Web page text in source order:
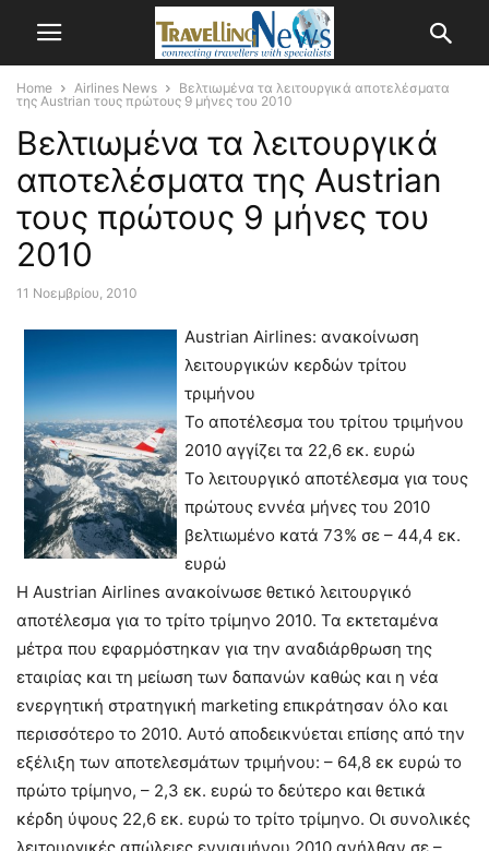
Home Airlines News
Βελτιωμένα τα λειτουργικά αποτελέσματα
της Austrian τους πρώτους 9 μήνες του 2010
Βελτιωμένα τα λειτουργικά
αποτελέσματα της Austrian
τους πρώτους 9 μήνες του
2010
11 Νοεμβρίου, 2010
Austrian Airlines: ανακοίνωση
λειτουργικών κερδών τρίτου
τριμήνου
Το αποτέλεσμα του τρίτου τριμήνου
2010 αγγίζει τα 22,6 εκ. ευρώ
Το λειτουργικό αποτέλεσμα για τους
πρώτους εννέα μήνες του 2010
βελτιωμένο κατά 73% σε – 44,4 εκ.
ευρώ
Η Austrian Airlines ανακοίνωσε θετικό λειτουργικό
αποτέλεσμα για το τρίτο τρίμηνο 2010. Τα εκτεταμένα
μέτρα που εφαρμόστηκαν για την αναδιάρθρωση της
εταιρίας και τη μείωση των δαπανών καθώς και η νέα
ενεργητική στρατηγική marketing επικράτησαν όλο και
περισσότερο το 2010. Αυτό αποδεικνύεται επίσης από την
εξέλιξη των αποτελεσμάτων τριμήνου: – 64,8 εκ ευρώ το
πρώτο τρίμηνο, – 2,3 εκ. ευρώ το δεύτερο και θετικά
κέρδη ύψους 22,6 εκ. ευρώ το τρίτο τρίμηνο. Οι συνολικές